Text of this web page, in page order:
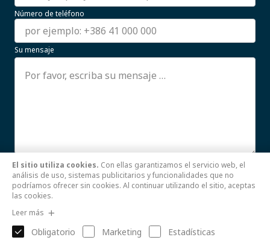
Número de teléfono
Su mensaje
Estoy de acuerdo con el uso de mis datos personales.
Leer más
El sitio utiliza cookies. Con ellas garantizamos el servicio web, el
análisis de uso, sistemas publicitarios y funcionalidades que no
podríamos ofrecer sin cookies. Al continuar utilizando el sitio, aceptas
las cookies.
Leer más
Obligatorio Marketing Estadísticas